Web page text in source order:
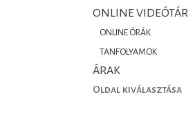
ONLINE VIDEÓTÁR
ONLINE ÓRÁK
TANFOLYAMOK
ÁRAK
Oldal kiválasztása